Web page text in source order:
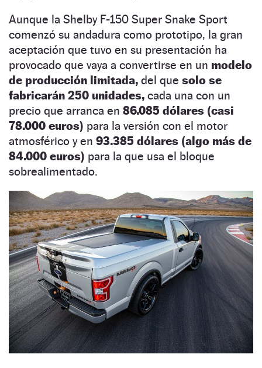
Aunque la Shelby F-150 Super Snake Sport
comenzó su andadura como prototipo, la gran
aceptación que tuvo en su presentación ha
provocado que vaya a convertirse en un modelo
de producción limitada, del que solo se
fabricarán 250 unidades, cada una con un
precio que arranca en 86.085 dólares (casi
78.000 euros) para la versión con el motor
atmosférico y en 93.385 dólares (algo más de
84.000 euros) para la que usa el bloque
sobrealimentado.